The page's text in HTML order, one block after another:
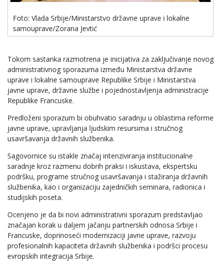
Foto: Vlada Srbije/Ministarstvo državne uprave i lokalne
samouprave/Zorana Jevtić
Tokom sastanka razmotrena je inicijativa za zaključivanje novog
administrativnog sporazuma između Ministarstva državne
uprave i lokalne samouprave Republike Srbije i Ministarstva
javne uprave, državne službe i pojednostavljenja administracije
Republike Francuske.
Predloženi sporazum bi obuhvatio saradnju u oblastima reforme
javne uprave, upravljanja ljudskim resursima i stručnog
usavršavanja državnih službenika.
Sagovornice su istakle značaj intenziviranja institucionalne
saradnje kroz razmenu dobrih praksi i iskustava, ekspertsku
podršku, programe stručnog usavršavanja i stažiranja državnih
službenika, kao i organizaciju zajedničkih seminara, radionica i
studijskih poseta.
Ocenjeno je da bi novi administrativni sporazum predstavljao
značajan korak u daljem jačanju partnerskih odnosa Srbije i
Francuske, doprinoseći modernizaciji javne uprave, razvoju
profesionalnih kapaciteta državnih službenika i podršci procesu
evropskih integracija Srbije.